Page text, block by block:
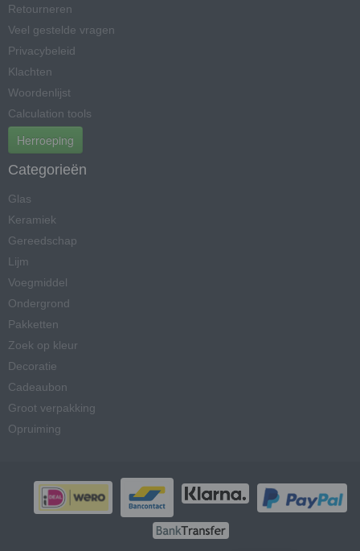
Retourneren
Veel gestelde vragen
Privacybeleid
Klachten
Woordenlijst
Calculation tools
Herroeping
Categorieën
Glas
Keramiek
Gereedschap
Lijm
Voegmiddel
Ondergrond
Pakketten
Zoek op kleur
Decoratie
Cadeaubon
Groot verpakking
Opruiming